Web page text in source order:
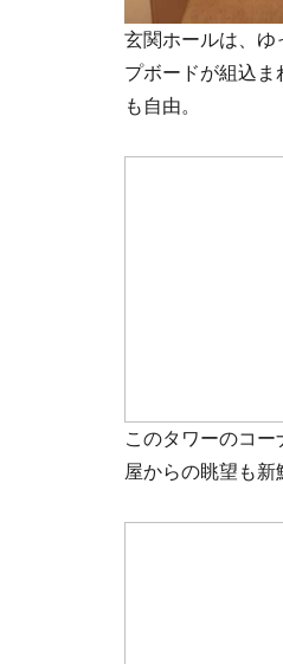
玄関ホールは、ゆ
プボードが組込
も自由。
このタワーのコ
屋からの眺望も新